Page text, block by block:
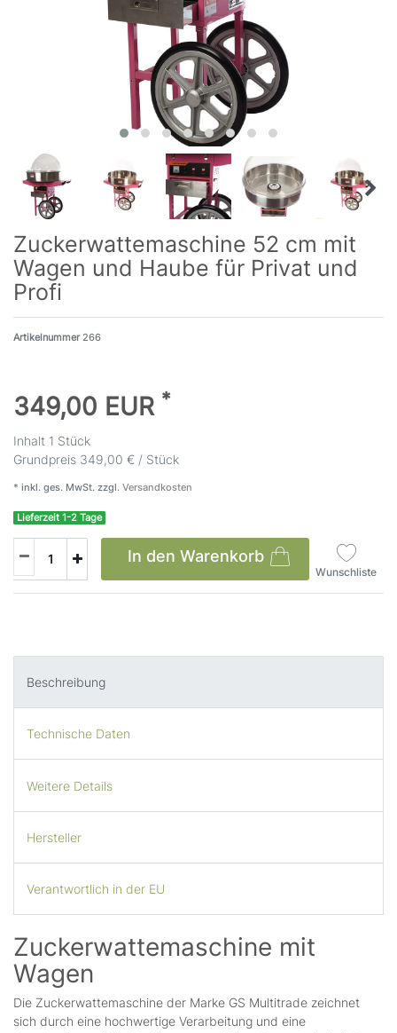
Zuckerwattemaschine 52 cm mit
Wagen und Haube für Privat und
Profi
Artikelnummer 266
349,00 EUR *
Inhalt 1 Stück
Grundpreis 349,00 € / Stück
* inkl. ges. MwSt. zzgl. Versandkosten
Lieferzeit 1-2 Tage
In den Warenkorb
Wunschliste
Beschreibung
Technische Daten
Weitere Details
Hersteller
Verantwortlich in der EU
Zuckerwattemaschine mit
Wagen
Die Zuckerwattemaschine der Marke GS Multitrade zeichnet
sich durch eine hochwertige Verarbeitung und eine